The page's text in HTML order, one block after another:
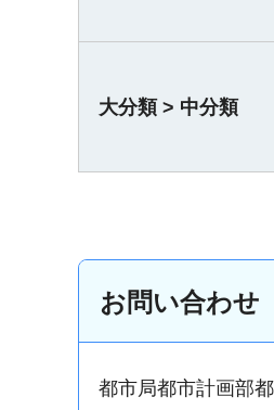
大分類 > 中分類
お問い合わせ
都市局都市計画部